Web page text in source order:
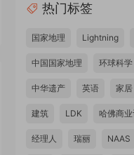
热门标签
国家地理 Lightning
中国国家地理 环球科学
中华遗产 英语 家居
建筑 LDK 哈佛商
经理人 瑞丽 NAAS